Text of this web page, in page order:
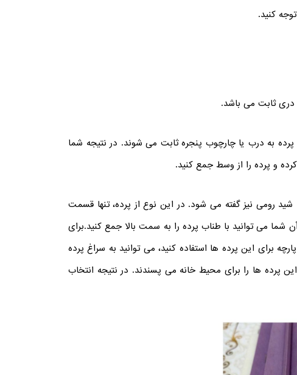
کنید.
ثابت می باشد.
به درب یا چارچوب پنجره ثابت می شوند. در نتیجه شما
و پرده را از وسط جمع کنید.
رومی نیز گفته می شود. در این نوع از پرده، تنها قسمت
شما می توانید با طناب پرده را به سمت بالا جمع کنید.برای
برای این پرده ها استفاده کنید، می توانید به سراغ پرده
پرده ها را برای محیط خانه می پسندند. در نتیجه انتخاب